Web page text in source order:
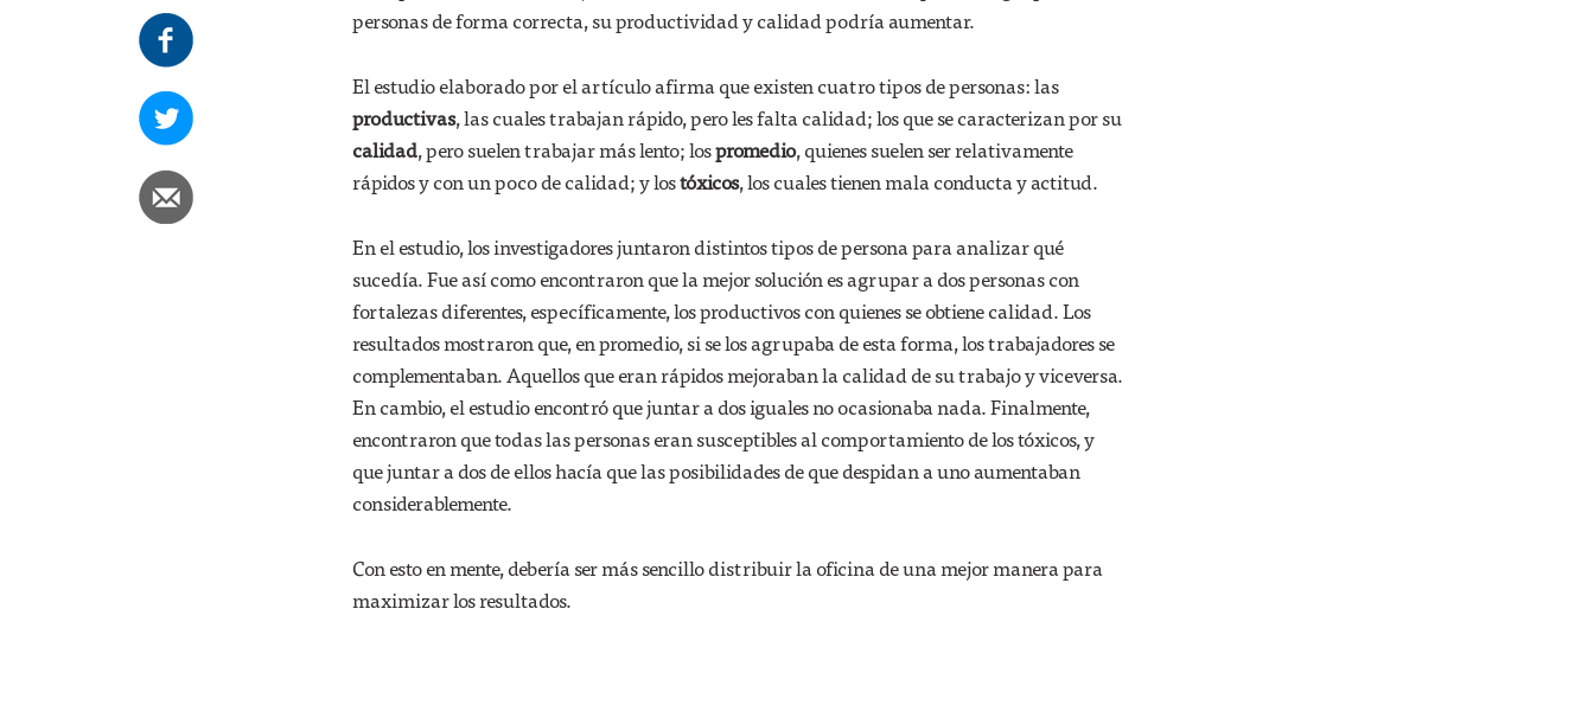
personas de forma correcta, su productividad y calidad podría aumentar.
El estudio elaborado por el artículo afirma que existen cuatro tipos de personas: las
productivas, las cuales trabajan rápido, pero les falta calidad; los que se caracterizan por su
calidad, pero suelen trabajar más lento; lospromedio, quienes suelen ser relativamente
rápidos y con un poco de calidad; y lostóxicos, los cuales tienen mala conducta y actitud.
En el estudio, los investigadores juntaron distintos tipos de persona para analizar qué
sucedía. Fue así como encontraron que la mejor solución es agrupar a dos personas con
fortalezas diferentes, específicamente, los productivos con quienes se obtiene calidad. Los
resultados mostraron que, en promedio, si se los agrupaba de esta forma, los trabajadores se
complementaban. Aquellos que eran rápidos mejoraban la calidad de su trabajo y viceversa.
En cambio, el estudio encontró que juntar a dos iguales no ocasionaba nada. Finalmente,
encontraron que todas las personas eran susceptibles al comportamiento de los tóxicos, y
que juntar a dos de ellos hacía que las posibilidades de que despidan a uno aumentaban
considerablemente.
Con esto en mente, debería ser más sencillo distribuir la oficina de una mejor manera para
maximizar los resultados.